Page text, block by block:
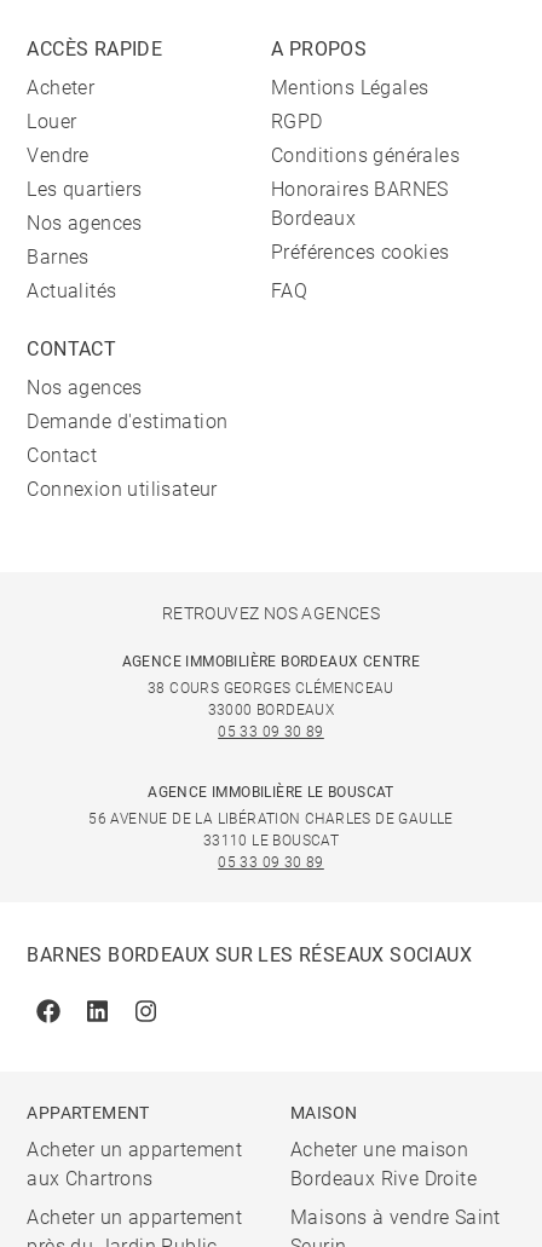
ACCÈS RAPIDE
Acheter
Louer
Vendre
Les quartiers
Nos agences
Barnes
Actualités
A PROPOS
Mentions Légales
RGPD
Conditions générales
Honoraires BARNES
Bordeaux
Préférences cookies
FAQ
CONTACT
Nos agences
Demande d'estimation
Contact
Connexion utilisateur
RETROUVEZ NOS AGENCES
AGENCE IMMOBILIÈRE BORDEAUX CENTRE
38 COURS GEORGES CLÉMENCEAU
33000 BORDEAUX
05 33 09 30 89
AGENCE IMMOBILIÈRE LE BOUSCAT
56 AVENUE DE LA LIBÉRATION CHARLES DE GAULLE
33110 LE BOUSCAT
05 33 09 30 89
BARNES BORDEAUX SUR LES RÉSEAUX SOCIAUX
FacebookLinkedinInstagram
APPARTEMENT
Acheter un appartement
aux Chartrons
Acheter un appartement
MAISON
Acheter une maison
Bordeaux Rive Droite
Maisons à vendre Saint